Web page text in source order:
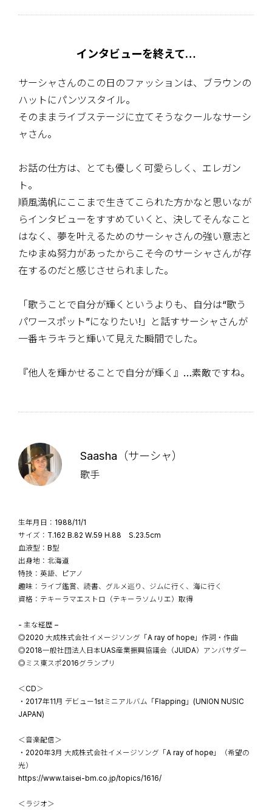
インタビューを終えて…
サーシャさんのこの日のファッションは、ブラウンの
ハットにパンツスタイル。
そのままライブステージに立てそうなクールなサーシ
ャさん。
お話の仕方は、とても優しく可愛らしく、エレガン
ト。
順風満帆にここまで生きてこられた方かなと思いなが
らインタビューをすすめていくと、決してそんなこと
はなく、夢を叶えるためのサーシャさんの強い意志と
たゆまぬ努力があったからこそ今のサーシャさんが存
在するのだと感じさせられました。
「歌うことで自分が輝くというよりも、自分は“歌う
パワースポット”になりたい!」と話すサーシャさんが
一番キラキラと輝いて見えた瞬間でした。
『他人を輝かせることで自分が輝く』…素敵ですね。
Saasha（サーシャ）
歌手
生年月日：1988/11/1
サイズ：T.162 B.82 W.59 H.88 S.23.5cm
血液型：B型
出身地：北海道
特技：英語、ピアノ
趣味：ライブ鑑賞、読書、グルメ巡り、ジムに行く、海に行く
資格：テキーラマエストロ（テキーラソムリエ）取得
- 主な経歴 –
◎2020 大成株式会社イメージソング「A ray of hope」作詞・作曲
◎2018一般社団法人日本UAS産業振興協議会（JUIDA）アンバサダー
◎ミス東スポ2016グランプリ
＜CD＞
・2017年11月 デビュー1stミニアルバム「Flapping」(UNION NUSIC
JAPAN)
＜音楽配信＞
・2020年3月 大成株式会社イメージソング「A ray of hope」（希望の
光）
https://www.taisei-bm.co.jp/topics/1616/
＜ラジオ＞